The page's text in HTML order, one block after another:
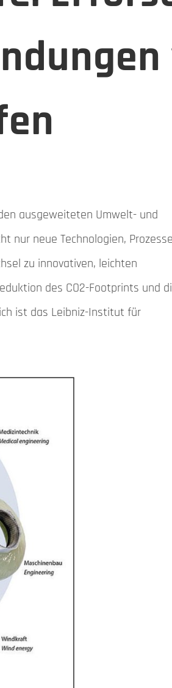
ausgeweiteten Umwelt- und
nur neue Technologien,
zu innovativen, leichten
des CO2-Footprints und
ist das Leibniz-Institut für